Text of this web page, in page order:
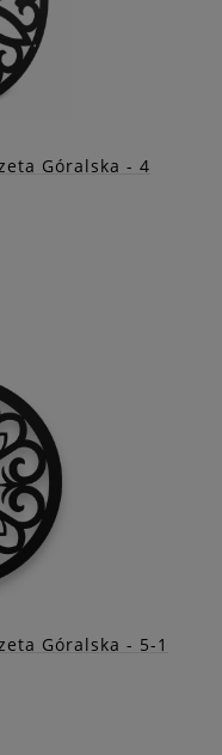
Góralska - 4
niepowtarzalnego
Góralska - 5-1